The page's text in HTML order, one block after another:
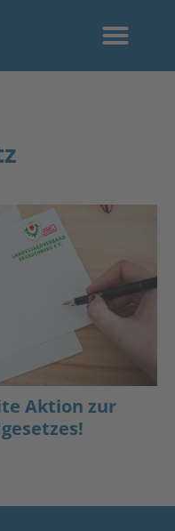
Aktion zur